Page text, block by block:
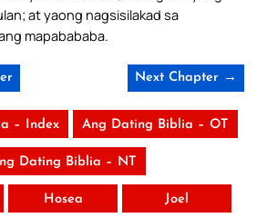
at yaong nagsisilakad sa
mapabababa.
Next Chapter →
– Index Ang Dating Biblia – OT
Dating Biblia – NT
Hosea Joel